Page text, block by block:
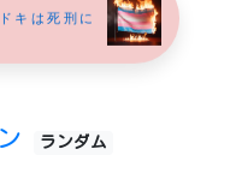
キは死刑に
ランダム